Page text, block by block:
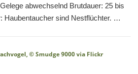
abwechselnd Brutdauer: 25 bis
Haubentaucher sind Nestflüchter. …